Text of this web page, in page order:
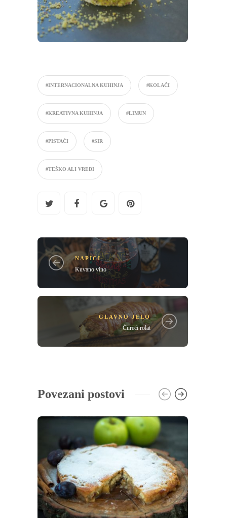
#INTERNACIONALNA KUHINJA #KOLAČI
#KREATIVNA KUHINJA #LIMUN
#PISTAĆI #SIR
#TEŠKO ALI VREDI
NAPICI
Kuvano vino
GLAVNO JELO
Ćureći rolat
Povezani postovi